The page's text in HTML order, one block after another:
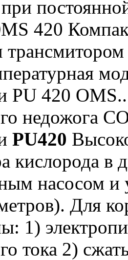
420
PU 420
недожога
PU420
кислорода
насосом и
Для
1)
тока 2)